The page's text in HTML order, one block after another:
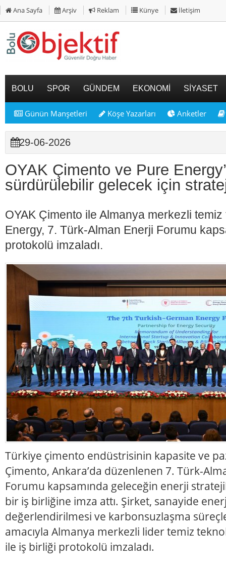
Ana Sayfa Arşiv Reklam Künye İletişim
BOLU SPOR GÜNDEM EKONOMİ SİYASET
Günün Manşetleri Köşe Yazarları Anketler
29-06-2026
OYAK Çimento ve Pure
sürdürülebilir gelecek için
OYAK Çimento ile Almanya merkezli
Energy, 7. Türk-Alman Enerji Forumu
protokolü imzaladı.
Türkiye çimento endüstrisinin kapasite ve
Çimento, Ankara’da düzenlenen 7. Türk-
Forumu kapsamında geleceğin enerji
bir iş birliğine imza attı. Şirket, sanayide
değerlendirilmesi ve karbonsuzlaşma
amacıyla Almanya merkezli lider temiz
ile iş birliği protokolü imzaladı.